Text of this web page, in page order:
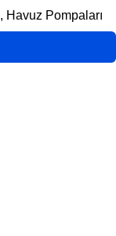
, Havuz Pompaları